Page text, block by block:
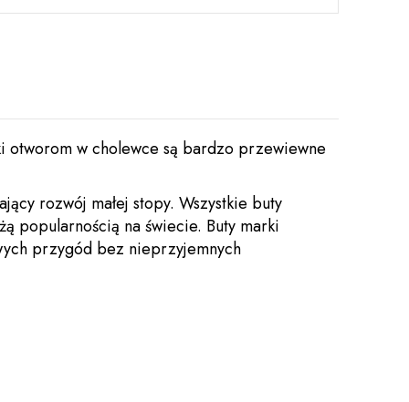
otworom w cholewce są bardzo przewiewne
rozwój małej stopy. Wszystkie buty
popularnością na świecie. Buty marki
przygód bez nieprzy­jem­nych